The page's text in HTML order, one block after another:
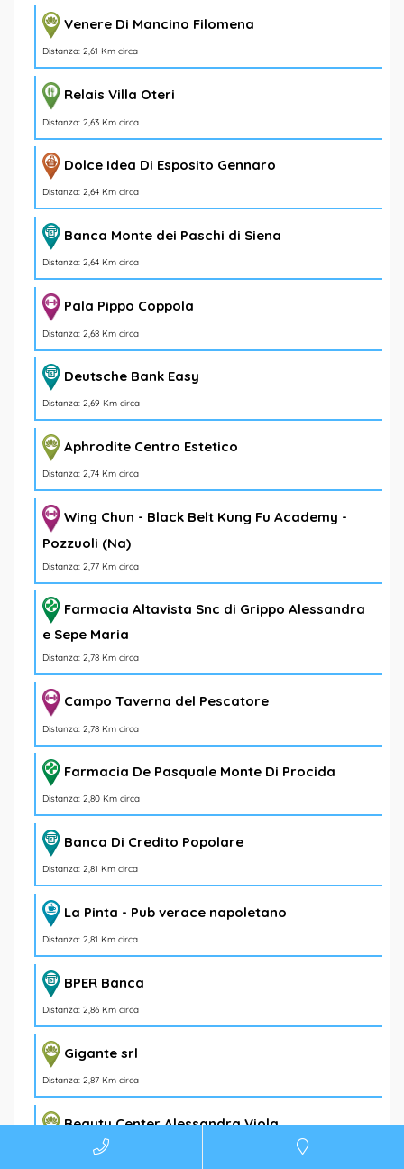
Venere Di Mancino Filomena
Distanza: 2,61 Km circa
Relais Villa Oteri
Distanza: 2,63 Km circa
Dolce Idea Di Esposito Gennaro
Distanza: 2,64 Km circa
Banca Monte dei Paschi di Siena
Distanza: 2,64 Km circa
Pala Pippo Coppola
Distanza: 2,68 Km circa
Deutsche Bank Easy
Distanza: 2,69 Km circa
Aphrodite Centro Estetico
Distanza: 2,74 Km circa
Wing Chun - Black Belt Kung Fu Academy -
Pozzuoli (Na)
Distanza: 2,77 Km circa
Farmacia Altavista Snc di Grippo Alessandra
e Sepe Maria
Distanza: 2,78 Km circa
Campo Taverna del Pescatore
Distanza: 2,78 Km circa
Farmacia De Pasquale Monte Di Procida
Distanza: 2,80 Km circa
Banca Di Credito Popolare
Distanza: 2,81 Km circa
La Pinta - Pub verace napoletano
Distanza: 2,81 Km circa
BPER Banca
Distanza: 2,86 Km circa
Gigante srl
Distanza: 2,87 Km circa
Beauty Center Alessandra Viola
Distanza: 2,88 Km circa